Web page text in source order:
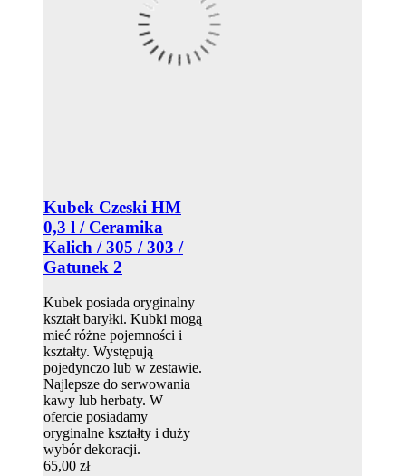
Kubek Czeski HM
0,3 l / Ceramika
Kalich / 305 / 303 /
Gatunek 2
Kubek posiada oryginalny
kształt baryłki. Kubki mogą
mieć różne pojemności i
kształty. Występują
pojedynczo lub w zestawie.
Najlepsze do serwowania
kawy lub herbaty. W
ofercie posiadamy
oryginalne kształty i duży
wybór dekoracji.
65,00 zł